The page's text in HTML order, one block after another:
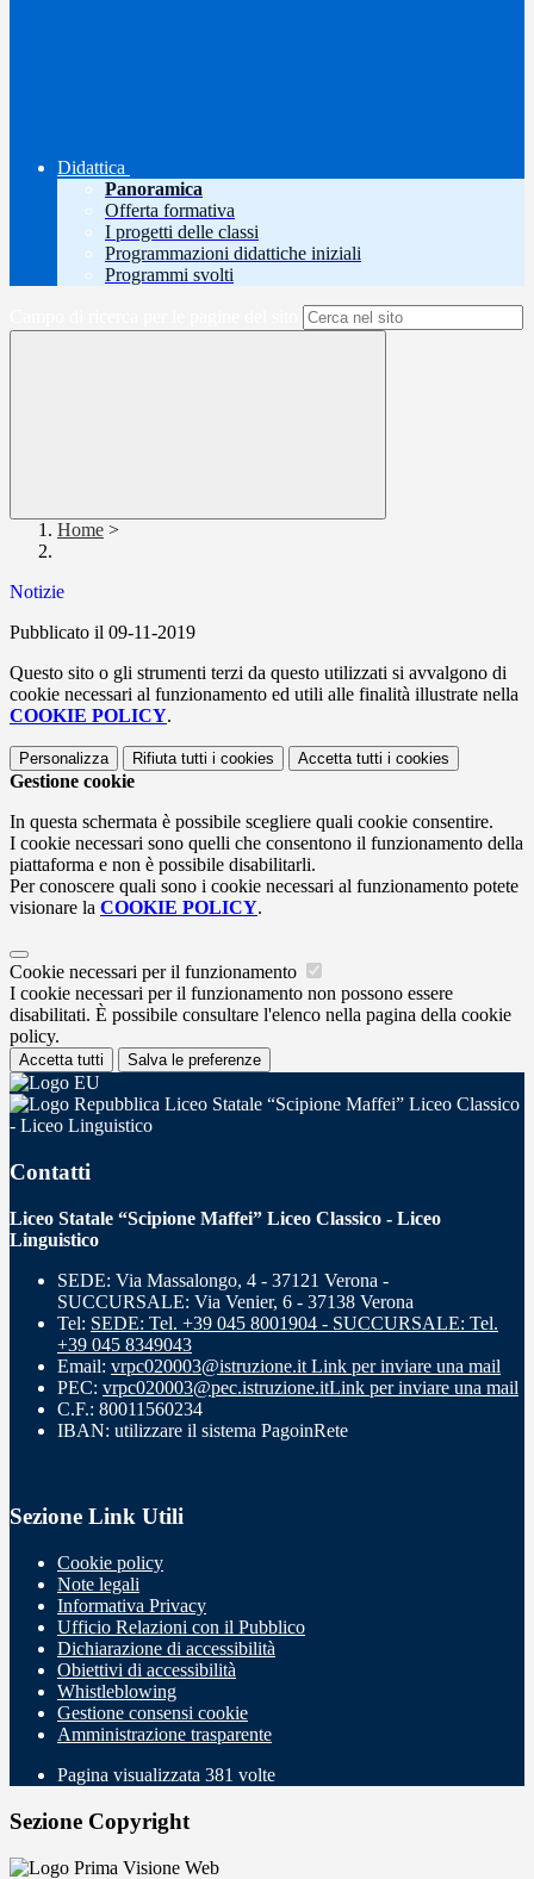
Didattica
Panoramica
Offerta formativa
I progetti delle classi
Programmazioni didattiche iniziali
Programmi svolti
Home >
Notizie
Pubblicato il 09-11-2019
Questo sito o gli strumenti terzi da questo utilizzati si avvalgono di
cookie necessari al funzionamento ed utili alle finalità illustrate nella
COOKIE POLICY.
Personalizza Rifiuta tutti i cookies Accetta tutti i cookies
Gestione cookie
In questa schermata è possibile scegliere quali cookie consentire.
I cookie necessari sono quelli che consentono il funzionamento della
piattaforma e non è possibile disabilitarli.
Per conoscere quali sono i cookie necessari al funzionamento potete
visionare la COOKIE POLICY.
Cookie necessari per il funzionamento
I cookie necessari per il funzionamento non possono essere
disabilitati. È possibile consultare l'elenco nella pagina della cookie
policy.
Accetta tutti Salva le preferenze
Liceo Statale “Scipione Maffei” Liceo Classico
- Liceo Linguistico
Contatti
Liceo Statale “Scipione Maffei” Liceo Classico - Liceo
Linguistico
SEDE: Via Massalongo, 4 - 37121 Verona -
SUCCURSALE: Via Venier, 6 - 37138 Verona
Tel: SEDE: Tel. +39 045 8001904 - SUCCURSALE: Tel.
+39 045 8349043
Email: vrpc020003@istruzione.it Link per inviare una mail
PEC: vrpc020003@pec.istruzione.itLink per inviare una mail
C.F.: 80011560234
IBAN: utilizzare il sistema PagoinRete
Sezione Link Utili
Cookie policy
Note legali
Informativa Privacy
Ufficio Relazioni con il Pubblico
Dichiarazione di accessibilità
Obiettivi di accessibilità
Whistleblowing
Gestione consensi cookie
Amministrazione trasparente
Pagina visualizzata 381 volte
Sezione Copyright